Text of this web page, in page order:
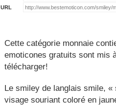
URL
Cette catégorie monnaie
emoticones gratuits sont mis
télécharger!
Le smiley de langlais smile,
visage souriant coloré en